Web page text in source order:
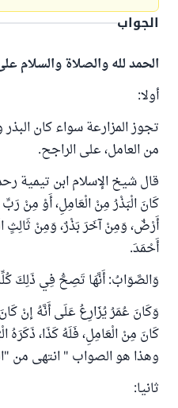
الجواب
الحمد لله والصلاة والسلام
أولا:
تجوز المزارعة سواء كان
من العامل، على الراجح.
قال شيخ الإسلام ابن تيمية
كَانَ الْبَذْرُ مِنْ الْعَامِلِ، أَوْ
أَرْضٌ، وَمِنْ آخَرَ بَذْرٌ، وَمِنْ ثَالِثٍ
أَحْمَدَ.
وَالصَّوَابُ: أَنَّهَا تَصِحُّ فِي ذَلِكَ
وَكَانَ عُمَرُ يُزَارِعُ عَلَى أَنَّهُ إنْ
كَانَ مِنْ الْعَامِلِ، فَلَهُ كَذَا،
وهذا هو الصواب " انتهى من
ثانيا: